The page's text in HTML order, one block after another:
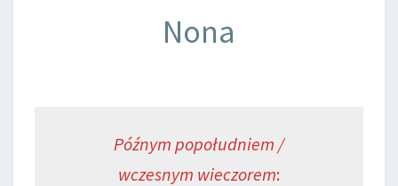
Nona
Późnym popołudniem /
wczesnym wieczorem: